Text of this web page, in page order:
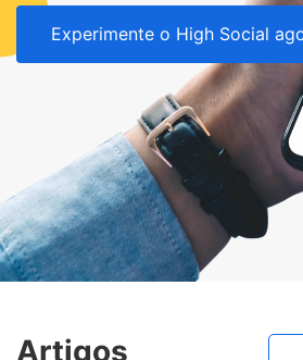
Experimente o High Social
Artigos